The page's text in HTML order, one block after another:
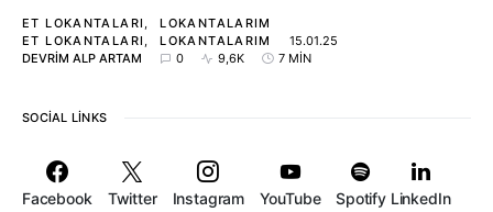
ET LOKANTALARI
LOKANTALARIM
ET LOKANTALARI
LOKANTALARIM
15.01.25
DEVRIM ALP ARTAM
0 9,6K 7 MIN
SOCIAL LINKS
Facebook Twitter Instagram YouTube Spotify LinkedIn